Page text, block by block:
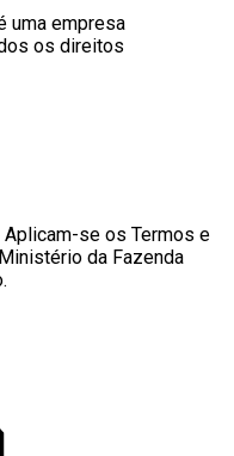
uma empresa
os direitos
se os Termos e
da Fazenda